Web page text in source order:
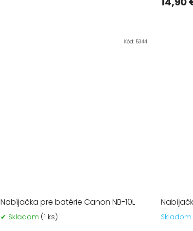
Nabíjačka pre batérie Canon NB-10L
✔ Skladom (1 ks)
Kód: 5344